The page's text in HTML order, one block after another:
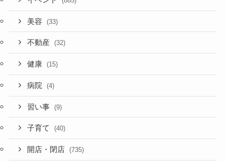
美容 (33)
不動産 (32)
健康 (15)
病院 (4)
習い事 (9)
子育て (40)
開店・閉店 (735)